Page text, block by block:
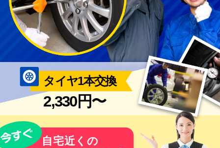
タイヤ1本交換
2,330円〜
自宅近くの